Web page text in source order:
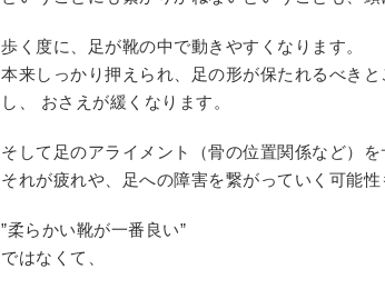
歩く度に、足が靴の中で動きやすくなります。
本来しっかり押えられ、足の形が保たれるべき
し、 おさえが緩くなります。
そして足のアライメント（骨の位置関係など）
それが疲れや、足への障害を繋がっていく可能性
”柔らかい靴が一番良い”
ではなくて、